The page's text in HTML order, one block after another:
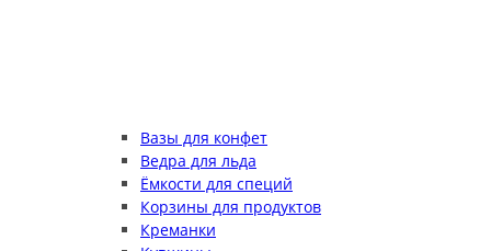
Вазы для конфет
Ведра для льда
Ёмкости для специй
Корзины для продуктов
Креманки